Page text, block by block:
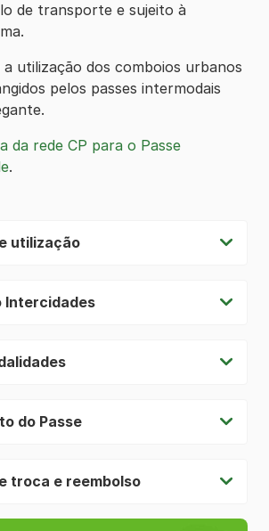
de transporte e sujeito à
utilização dos comboios urbanos
pelos passes intermodais
da rede CP para o Passe
.
utilização
Intercidades
do Passe
troca e reembolso